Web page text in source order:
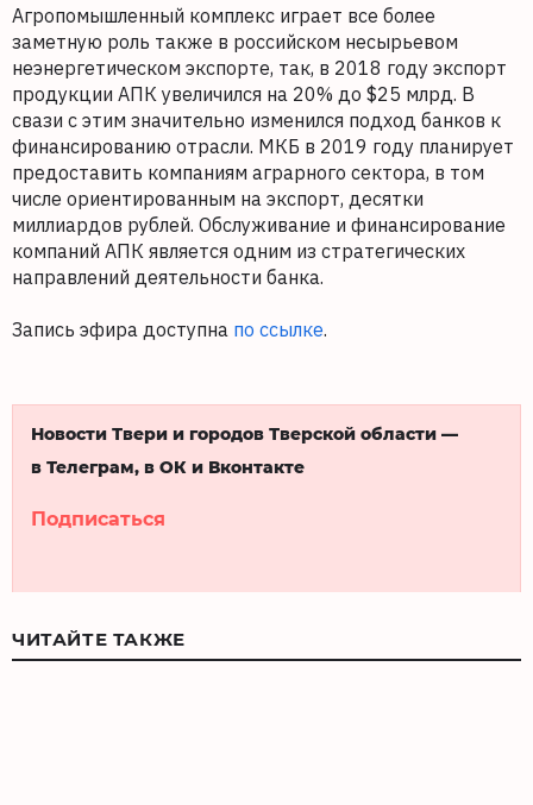
Агропомышленный комплекс играет все более
заметную роль также в российском несырьевом
неэнергетическом экспорте, так, в 2018 году экспорт
продукции АПК увеличился на 20% до $25 млрд. В
свази с этим значительно изменился подход банков к
финансированию отрасли. МКБ в 2019 году планирует
предоставить компаниям аграрного сектора, в том
числе ориентированным на экспорт, десятки
миллиардов рублей. Обслуживание и финансирование
компаний АПК является одним из стратегических
направлений деятельности банка.
Запись эфира доступна по ссылке.
Новости Твери и городов Тверской области —
в Телеграм, в ОК и Вконтакте
Подписаться
ЧИТАЙТЕ ТАКЖЕ